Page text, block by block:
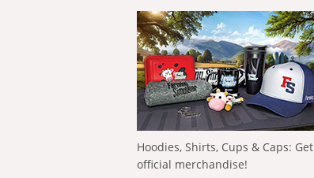
Hoodies, Shirts, Cups & Caps: Get
official merchandise!